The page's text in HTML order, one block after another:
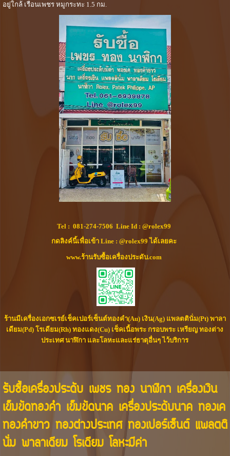
อยู่ใกล้ เรือนเพชร หมูกระทะ 1.5 กม.
Tel :081-274-7506 Line Id :@rolex99
กดลิงค์นี้เพื่อเข้า Line : @rolex99 ได้เลยคะ
www.ร้านรับซื้อเครื่องประดับ.com
ร้านมีเครื่องเอกซเรย์เช็คเปอร์เซ็นต์ทองคำ(Au) เงิน(Ag) แพลตตินั่ม(Pt) พาลา
เดียม(Pd) โรเดียม(Rh) ทองแดง(Cu) เช็คเนื้อพระ กรอบพระ เหรียญ ทองต่าง
ประเทศ นาฬิกา และโลหะและแร่ธาตุอื่นๆ ไว้บริการ
รับซื้อเครื่องประดับ เพชร ทอง นาฬิกา เครื่องเงิน
เข็มขัดทองคำ เข็มขัดนาค เครื่องประดับนาค ทองเค
ทองคำขาว ทองต่างประเทศ ทองเปอร์เซ็นต์ แพลตติ
นั่ม พาลาเดียม โรเดียม โลหะมีค่า